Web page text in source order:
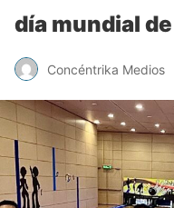
día mundial
Concéntrika Medios